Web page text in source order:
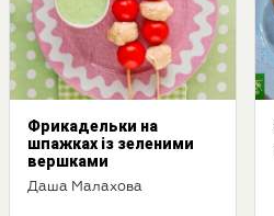
Фрикадельки на
шпажках із зеленими
вершками
Даша Малахова